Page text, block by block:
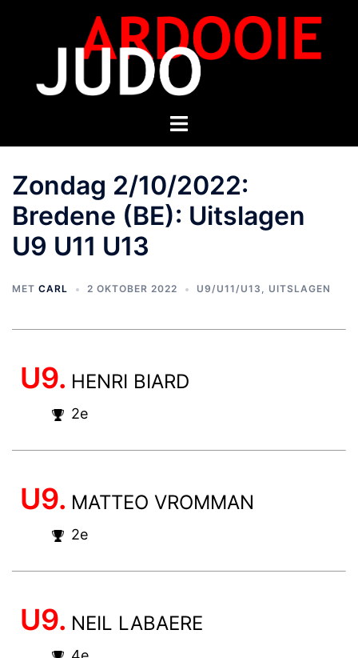
Zondag 2/10/2022:
Bredene (BE): Uitslagen
U9 U11 U13
MET CARL 2 OKTOBER 2022 U9/U11/U13 , UITSLAGEN
U9. HENRI BIARD
2e
U9. MATTEO VROMMAN
2e
U9. NEIL LABAERE